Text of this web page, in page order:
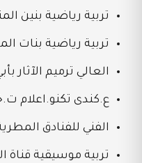
تربية رياضية بنين
تربية رياضية بنات
العالي ترميم الآثار
ع.كندى تكنو.اعلام
الفني للفنادق
تربية موسيقية